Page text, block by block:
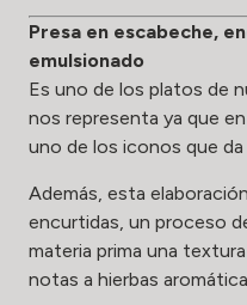
Presa en escabeche,
emulsionado
Es uno de los platos de
nos representa ya que
uno de los iconos que
Además, esta
encurtidas, un proceso
materia prima una
notas a hierbas